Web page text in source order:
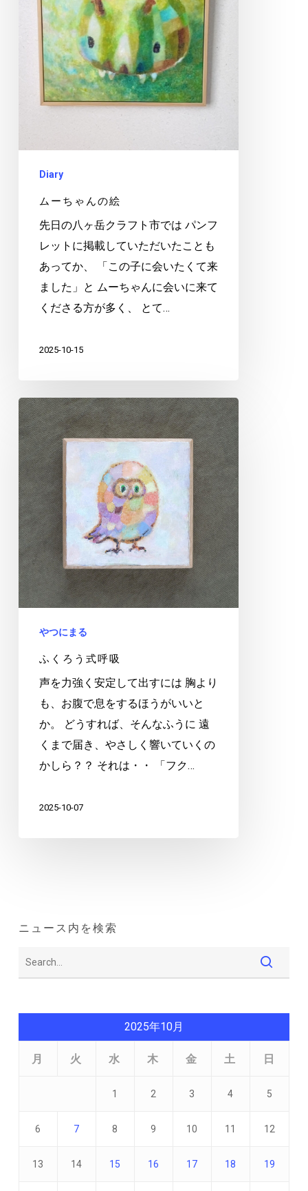
Diary
ムーちゃんの絵
先日の八ヶ岳クラフト市では パンフ
レットに掲載していただいたことも
あってか、 「この子に会いたくて来
ました」と ムーちゃんに会いに来て
くださる方が多く、 とて…
2025-10-15
ふ
く
ろ
う
式
呼
吸
やつにまる
ふくろう式呼吸
声を力強く安定して出すには 胸より
も、お腹で息をするほうがいいと
か。 どうすれば、そんなふうに 遠
くまで届き、やさしく響いていくの
かしら？？ それは・・ 「フク…
2025-10-07
ニュース内を検索
2025年10月
月 火 水 木 金 土 日
1 2 3 4 5
6 7 8 9 10 11 12
13 14 15 16 17 18 19